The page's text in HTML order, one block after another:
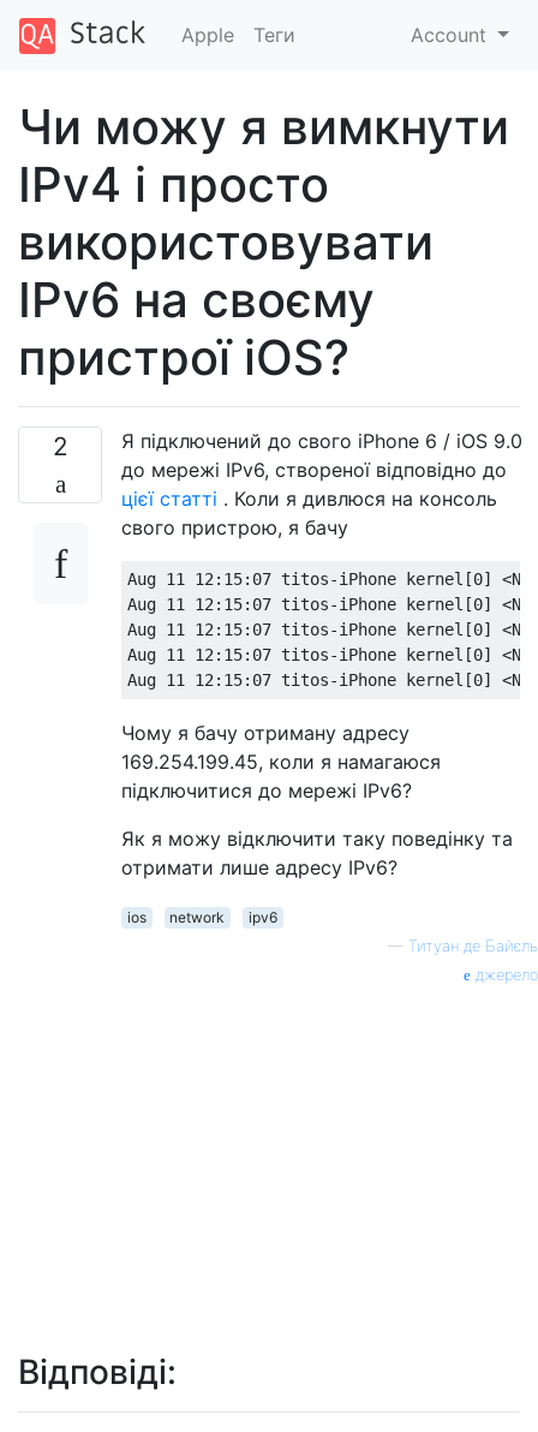
Apple Теги Account
Чи можу я вимкнути
IPv4 і просто
використовувати
IPv6 на своєму
пристрої iOS?
2
Я підключений до свого iPhone 6 / iOS 9.0
до мережі IPv6, створеної відповідно до
цієї статті . Коли я дивлюся на консоль
свого пристрою, я бачу
Aug 11 12:15:07 titos-iPhone kernel[0]
Aug 11 12:15:07 titos-iPhone kernel[0]
Aug 11 12:15:07 titos-iPhone kernel[0]
Aug 11 12:15:07 titos-iPhone kernel[0]
Чому я бачу отриману адресу
169.254.199.45, коли я намагаюся
підключитися до мережі IPv6?
Як я можу відключити таку поведінку та
отримати лише адресу IPv6?
ios network
ipv6
— Титуан де Байєль
джерело
Відповіді: